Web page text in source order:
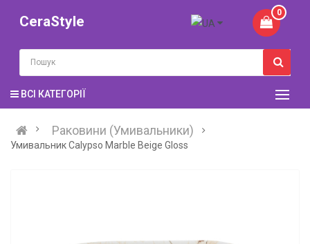
CeraStyle
0
ВСІ КАТЕГОРІЇ
Раковини (Умивальники)
Умивальник Calypso Marble Beige Gloss